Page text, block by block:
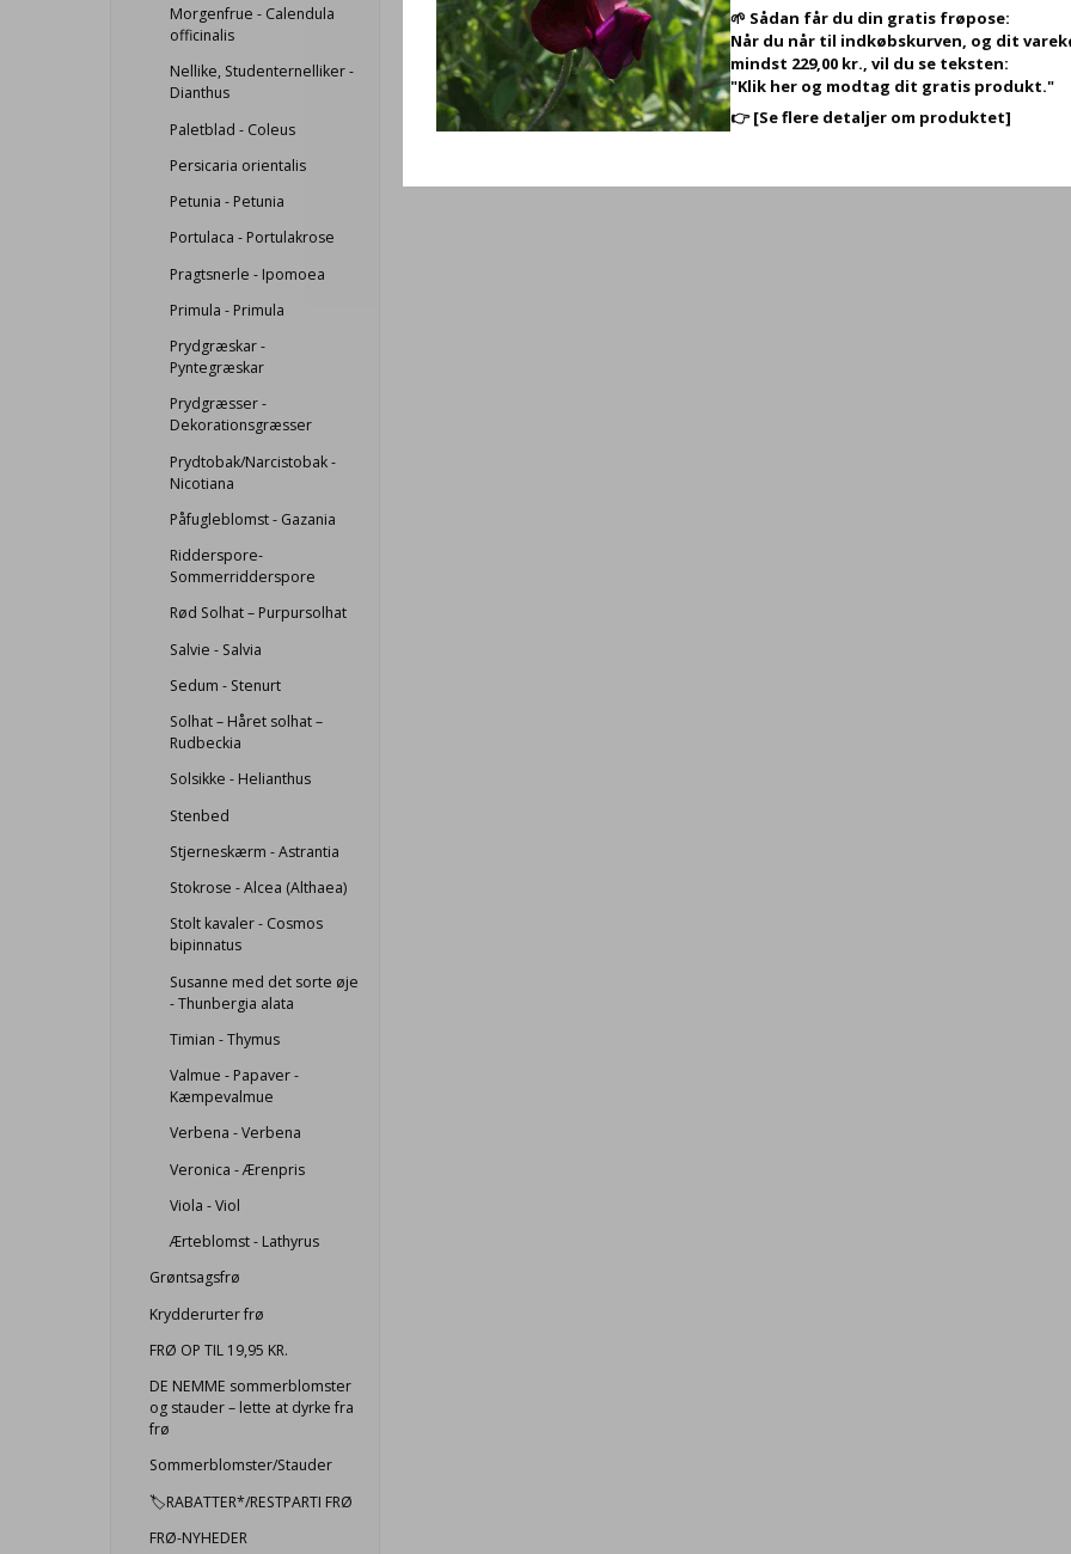
Morgenfrue - Calendula
officinalis
Nellike, Studenternelliker -
Dianthus
Paletblad - Coleus
Persicaria orientalis
Petunia - Petunia
Portulaca - Portulakrose
Pragtsnerle - Ipomoea
Primula - Primula
Prydgræskar -
Pyntegræskar
Prydgræsser -
Dekorationsgræsser
Prydtobak/Narcistobak -
Nicotiana
Påfugleblomst - Gazania
Ridderspore-
Sommerridderspore
Rød Solhat – Purpursolhat
Salvie - Salvia
Sedum - Stenurt
Solhat – Håret solhat –
Rudbeckia
Solsikke - Helianthus
Stenbed
Stjerneskærm - Astrantia
Stokrose - Alcea (Althaea)
Stolt kavaler - Cosmos
bipinnatus
Susanne med det sorte øje
- Thunbergia alata
Timian - Thymus
Valmue - Papaver -
Kæmpevalmue
Verbena - Verbena
Veronica - Ærenpris
Viola - Viol
Ærteblomst - Lathyrus
Grøntsagsfrø
Krydderurter frø
FRØ OP TIL 19,95 KR.
DE NEMME sommerblomster
og stauder – lette at dyrke fra
frø
Sommerblomster/Stauder
🏷️RABATTER*/RESTPARTI FRØ
FRØ-NYHEDER
🌱 Sådan får du din gratis frøpose:
Når du når til indkøbskurven, og dit
mindst 229,00 kr., vil du se teksten:
"Klik her og modtag dit gratis produkt."
👉[Se flere detaljer om produktet]